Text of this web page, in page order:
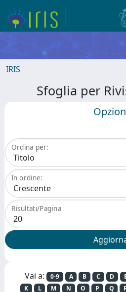
IRIS
Sfoglia per
Ordina per:
In ordine:
Risultati/Pagina
Vai a: 0-9 A B C D
K
L M N O P Q